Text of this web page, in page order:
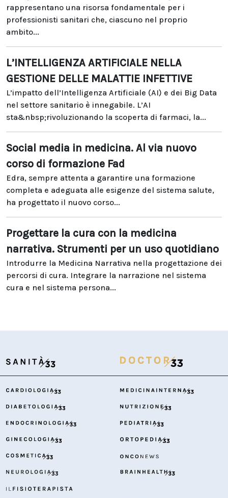
rappresentano una risorsa fondamentale per i
professionisti sanitari che, ciascuno nel proprio
ambito...
L’INTELLIGENZA ARTIFICIALE NELLA
GESTIONE DELLE MALATTIE INFETTIVE
L’impatto dell’Intelligenza Artificiale (AI) e dei Big Data
nel settore sanitario è innegabile. L’AI
sta&nbsp;rivoluzionando la scoperta di farmaci, la...
Social media in medicina. Al via nuovo
corso di formazione Fad
Edra, sempre attenta a garantire una formazione
completa e adeguata alle esigenze del sistema salute,
ha progettato il nuovo corso...
Progettare la cura con la medicina
narrativa. Strumenti per un uso quotidiano
Introdurre la Medicina Narrativa nella progettazione dei
percorsi di cura. Integrare la narrazione nel sistema
cura e nel sistema persona...